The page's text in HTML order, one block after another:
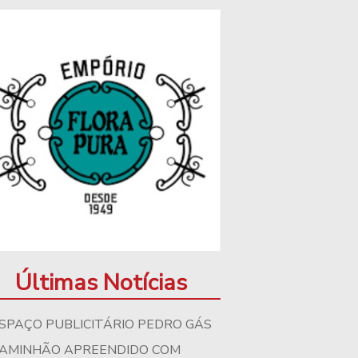
Últimas Notícias
PUBLICITÁRIO PEDRO GÁS
APREENDIDO COM